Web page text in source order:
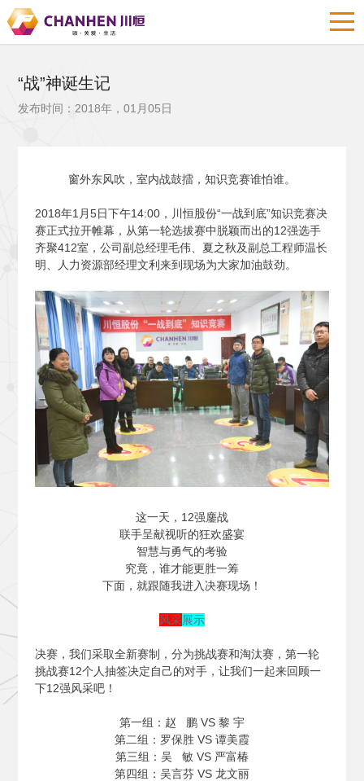
“战”神诞生记
发布时间：2018年，01月05日
窗外东风吹，室内战鼓擂，知识竞赛谁怕谁。
2018年1月5日下午14:00，川恒股份“一战到底”知识竞赛决
赛正式拉开帷幕，从第一轮选拔赛中脱颖而出的12强选手
齐聚412室，公司副总经理毛伟、夏之秋及副总工程师温长
明、人力资源部经理文利来到现场为大家加油鼓劲。
这一天，12强鏖战
联手呈献视听的狂欢盛宴
智慧与勇气的考验
究竟，谁才能更胜一筹
下面，就跟随我进入决赛现场！
风采展示
决赛，我们采取全新赛制，分为挑战赛和淘汰赛，第一轮
挑战赛12个人抽签决定自己的对手，让我们一起来回顾一
下12强风采吧！
第一组：赵 鹏 VS 黎 宇
第二组：罗保胜 VS 谭美霞
第三组：吴 敏 VS 严富椿
第四组：吴言芬 VS 龙文丽